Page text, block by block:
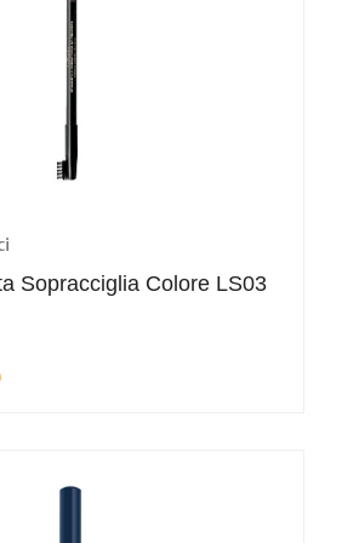
Sopracciglia Colore LS03